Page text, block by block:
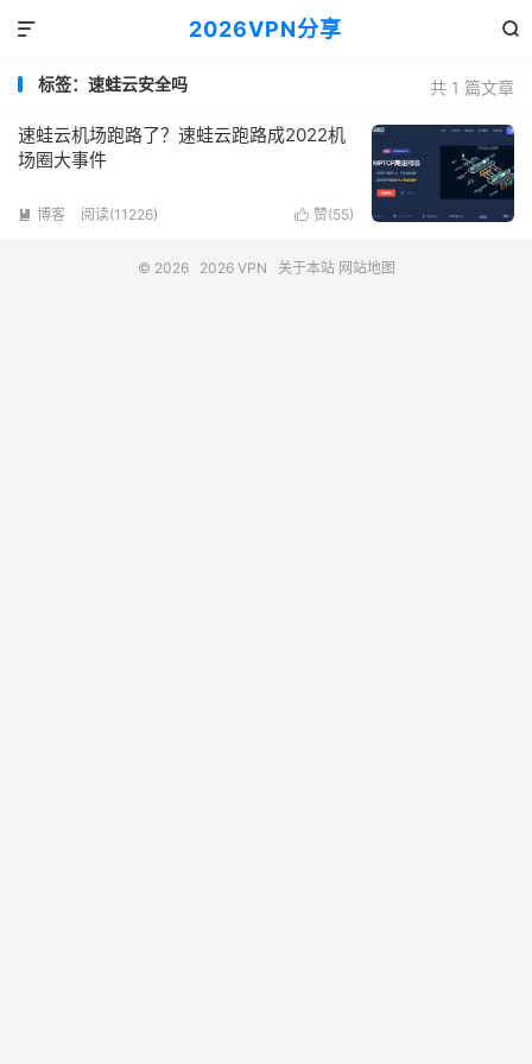
2026VPN分享 

共 1 篇文章
标签：速蛙云安全吗
速蛙云机场跑路了？速蛙云跑路成2022机
场圈大事件
 赞(55)
 博客 阅读(11226)
© 2026 2026 VPN 关于本站 网站地图